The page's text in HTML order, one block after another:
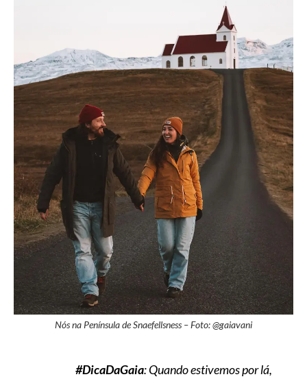
Nós na Península de Snaefellsness – Foto: @gaiavani
#DicaDaGaia: Quando estivemos por lá,